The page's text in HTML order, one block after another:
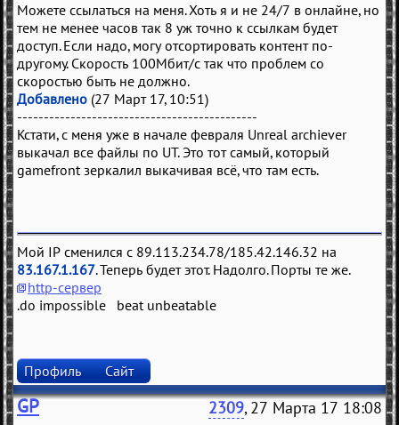
Можете ссылаться на меня. Хоть я и не 24/7 в онлайне, но
тем не менее часов так 8 уж точно к ссылкам будет
доступ. Если надо, могу отсортировать контент по-
другому. Скорость 100Мбит/с так что проблем со
скоростью быть не должно.
Добавлено (27 Март 17, 10:51)
---------------------------------------------
Кстати, с меня уже в начале февраля Unreal archiever
выкачал все файлы по UT. Это тот самый, который
gamefront зеркалил выкачивая всё, что там есть.
Мой IP сменился с 89.113.234.78/185.42.146.32 на
83.167.1.167. Теперь будет этот. Надолго. Порты те же.
http-сервер
.do impossible beat unbeatable
Профиль Сайт
GP 2309, 27 Марта 17 18:08